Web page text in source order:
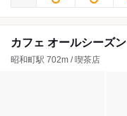
カフェ オールシーズン
昭和町駅 702m / 喫茶店